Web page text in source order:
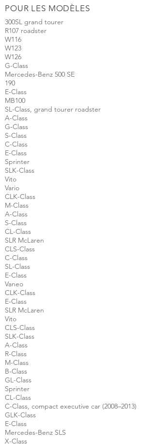
POUR LES MODÈLES
300SL grand tourer
R107 roadster
W116
W123
W126
G-Class
Mercedes-Benz 500 SE
190
E-Class
MB100
SL-Class, grand tourer roadster
A-Class
G-Class
S-Class
C-Class
E-Class
Sprinter
SLK-Class
Vito
Vario
CLK-Class
M-Class
A-Class
S-Class
CL-Class
SLR McLaren
CLS-Class
C-Class
SL-Class
E-Class
Vaneo
CLK-Class
E-Class
SLR McLaren
Vito
CLS-Class
SLK-Class
A-Class
R-Class
M-Class
B-Class
GL-Class
Sprinter
CL-Class
C-Class, compact executive car (2008–2013)
GLK-Class
E-Class
Mercedes-Benz SLS
X-Class